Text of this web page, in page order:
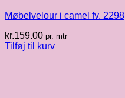
Møbelvelour i camel fv. 2298
kr.159.00 pr. mtr
Tilføj til kurv